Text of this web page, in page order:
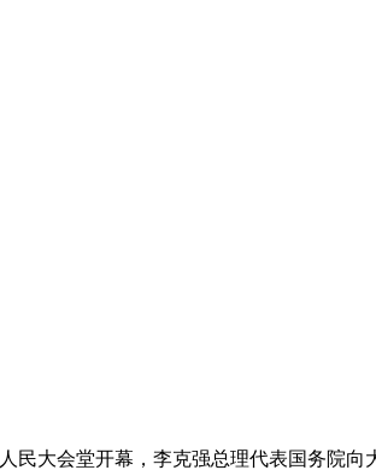
民大会堂开幕，李克强总理代表国务院